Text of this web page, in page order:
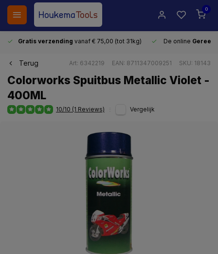
0
Gratis verzending vanaf € 75,00 (tot 31kg) De online
Terug Art: 6342219 EAN: 8711347009251 SKU: 18143
Colorworks Spuitbus Metallic Violet -
400ML
10/10 (1 Reviews) Vergelijk